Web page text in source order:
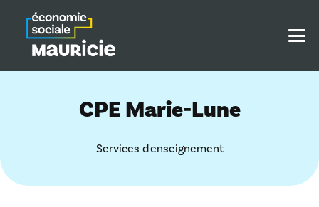
CPE Marie-Lune
Services d'enseignement